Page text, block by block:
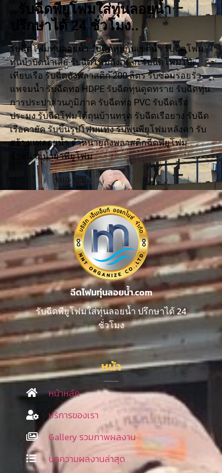
..รับฉีดพียูโฟมใส่ทุ่นลอยน้ำ
ปรึกษาได้ 24 ชั่วโมง..
รับฉีดโฟมทุ่นลอยน้ำ รับฉีดทุ่นกั้นเขตน้ำ รับฉีดโฟม
ทุ่นบำบัดน้ำเสีย รับฉีดโฟมถังเหล็ก รับฉีดโฟมโป๊ะ
เทียบเรือ รับฉีดถังพลาสติก 200 ลิตร รับซ่อมรอยรั่ว
แพจมน้ำ รับฉีดท่อ HDPE รับฉีดทุ่นดูดทราย รับฉีดทุ่น
การประปาส่วนภูมิภาค รับฉีดท่อ PVC รับฉีดเรือ
ประมง รับฉีดโฟมใต้ถุนบ้านทรุด รับฉีดเรือยาง รับฉีด
เรือคายัค รับขึ้นรูปโฟมแท่ง รับพ่นพียูโฟมหลังคา รับ
สร้างแพลอยน้ำ จำหน่ายถังพลาสติกฉีดพียูโฟม
จำหน่ายน้ำยาพียูโฟม
ฉีดโฟมทุ่นลอยน้ำ.com
รับฉีดพียูโฟมใส่ทุ่นลอยน้ำ ปรึกษาได้ 24
ชั่วโมง
หน้า
หน้าหลัก
บริการของเรา
Gallery รวมภาพผลงาน
บทความผลงานล่าสุด